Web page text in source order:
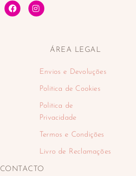
ÁREA LEGAL
Envios e Devoluções
Politica de Cookies
Politica de
Privacidade
Termos e Condições
Livro de Reclamações
CONTACTO